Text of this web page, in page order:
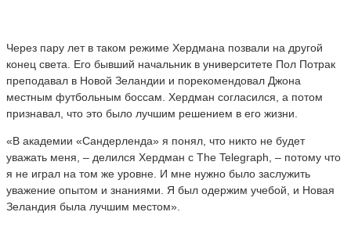
Через пару лет в таком режиме Хердмана позвали на другой
конец света. Его бывший начальник в университете Пол Потрак
преподавал в Новой Зеландии и порекомендовал Джона
местным футбольным боссам. Хердман согласился, а потом
признавал, что это было лучшим решением в его жизни.
«В академии «Сандерленда» я понял, что никто не будет
уважать меня, – делился Хердман с The Telegraph, – потому что
я не играл на том же уровне. И мне нужно было заслужить
уважение опытом и знаниями. Я был одержим учебой, и Новая
Зеландия была лучшим местом».